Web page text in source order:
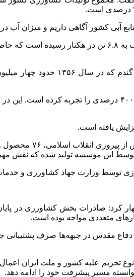
آبی کشور آگاهی داریم و میزان
وی ادامه داد: متوسط عملکرد تولیدات زراعی از ۲.۷
وی افزود: تولید شیر خام نیز از ۲.۶ میلیون تن به ۱۳
توسط وزارت جهاد کشاورزی و
متعددی مواجه بوده است.
مقدس در جبهه‌ها صرف پشتیبانی
وزیر جهاد کشاورزی ادامه داد: همه این موفقیت‌ها در حالی
مسیر پیشرفت خود را ادامه دهد.